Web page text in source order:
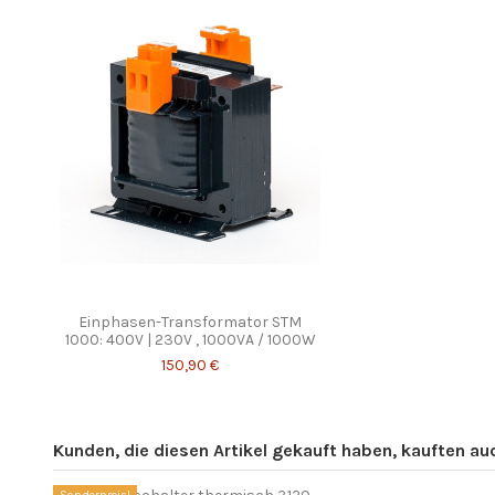
Einphasen-Transformator STM
1000: 400V | 230V , 1000VA / 1000W
150,90 €
Kunden, die diesen Artikel gekauft haben, kauften